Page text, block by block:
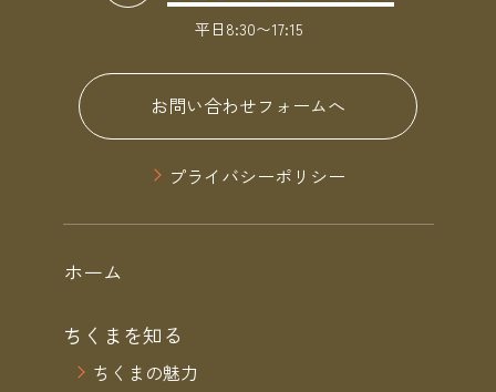
平日8:30〜17:15
お問い合わせフォームへ
プライバシーポリシー
ホーム
ちくまを知る
ちくまの魅力